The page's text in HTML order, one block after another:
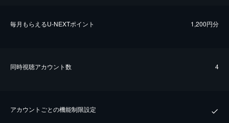
毎⽉もらえるU-NEXTポイント 1,200円分
同時視聴アカウント数 4
アカウントごとの機能制限設定